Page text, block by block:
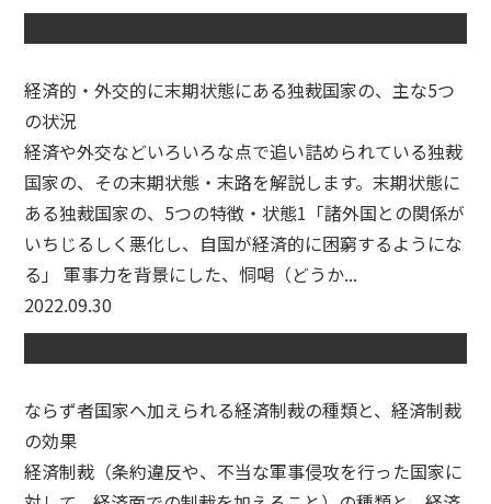
経済的・外交的に末期状態にある独裁国家の、主な5つ
の状況
経済や外交などいろいろな点で追い詰められている独裁
国家の、その末期状態・末路を解説します。末期状態に
ある独裁国家の、5つの特徴・状態1「諸外国との関係が
いちじるしく悪化し、自国が経済的に困窮するようにな
る」 軍事力を背景にした、恫喝（どうか...
2022.09.30
ならず者国家へ加えられる経済制裁の種類と、経済制裁
の効果
経済制裁（条約違反や、不当な軍事侵攻を行った国家に